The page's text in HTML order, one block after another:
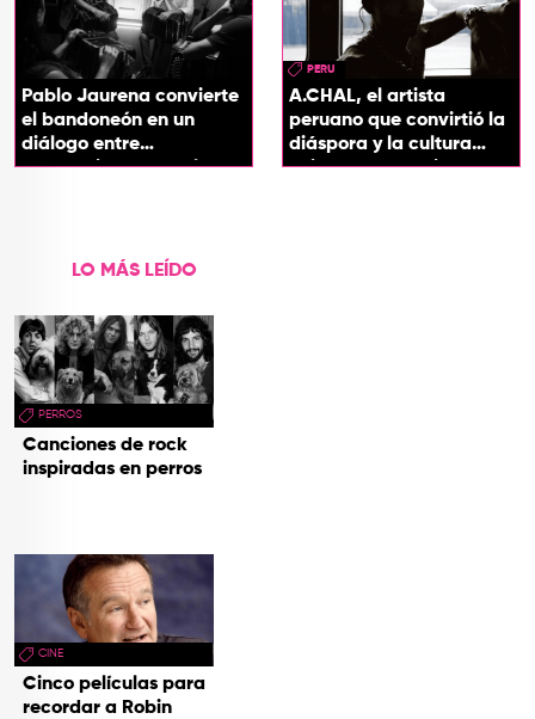
Pablo Jaurena convierte
el bandoneón en un
diálogo entre
generaciones con el
PERU
A.CHAL, el artista
peruano que convirtió la
diáspora y la cultura
chicha en su sonido
LO MÁS LEÍDO
PERROS
Canciones de rock
inspiradas en perros
CINE
Cinco películas para
recordar a Robin